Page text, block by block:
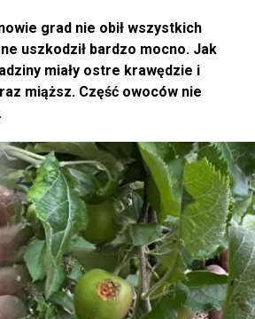
grad nie obił wszystkich
uszkodził bardzo mocno. Jak
miały ostre krawędzie i
miąższ. Część owoców nie